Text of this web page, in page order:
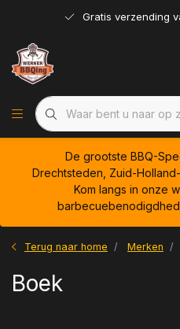
Gratis verzending
De grootste BBQ-
Drechtsteden, Zuid-
Kom langs in onze
Terug naar home Merken
Boek